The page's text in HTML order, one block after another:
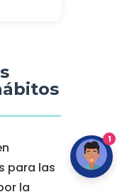
para las
la
1